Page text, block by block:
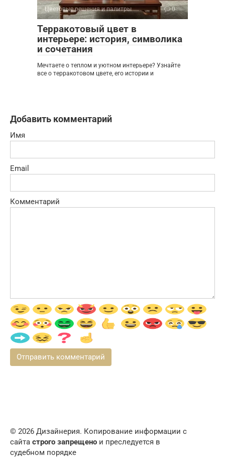
Цветовые решения и палитры 0
Терракотовый цвет в
интерьере: история, символика
и сочетания
Мечтаете о теплом и уютном интерьере? Узнайте
все о терракотовом цвете, его истории и
Добавить комментарий
Имя
Email
Комментарий
© 2026 Дизайнерия. Копирование информации с
сайта строго запрещено и преследуется в
судебном порядке